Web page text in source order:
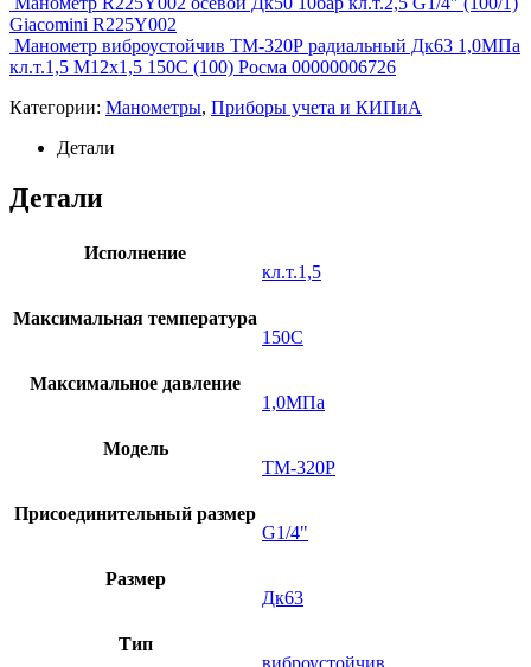
Giacomini R225Y002
Манометр виброустойчив ТМ-320Р радиальный Дк63 1,0МПа
кл.т.1,5 М12х1,5 150C (100) Росма 00000006726
Категории: Манометры, Приборы учета и КИПиА
Детали
Детали
Исполнение
кл.т.1,5
Максимальная температура
150C
Максимальное давление
1,0МПа
Модель
ТМ-320Р
Присоединительный размер
G1/4"
Размер
Дк63
Тип
виброустойчив